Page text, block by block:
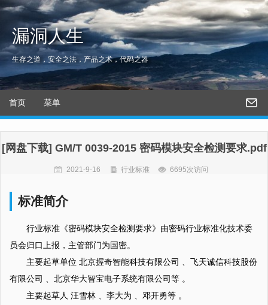
漏洞人生
生存之道，安全之法，产品之术，代码之器
首页 菜单
[网盘下载] GM/T 0039-2015 密码模块安全检测要求.pdf
2021-9-16 行业标准 6695次访问
标准简介
行业标准《密码模块安全检测要求》由密码行业标准化技术委
员会归口上报，主管部门为国密。
主要起草单位 北京握奇智能科技有限公司 、飞天诚信科技股份
有限公司 、北京华大智宝电子系统有限公司等 。
主要起草人 汪雪林 、李大为 、邓开勇等 。